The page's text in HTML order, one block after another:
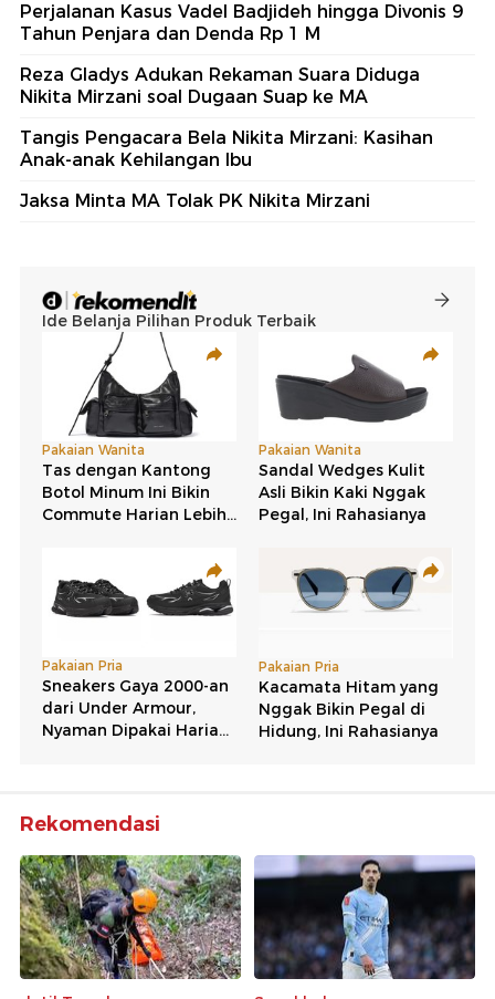
Perjalanan Kasus Vadel Badjideh hingga Divonis 9
Tahun Penjara dan Denda Rp 1 M
Reza Gladys Adukan Rekaman Suara Diduga
Nikita Mirzani soal Dugaan Suap ke MA
Tangis Pengacara Bela Nikita Mirzani: Kasihan
Anak-anak Kehilangan Ibu
Jaksa Minta MA Tolak PK Nikita Mirzani
Rekomendasi